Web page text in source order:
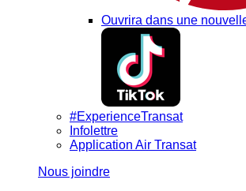
Ouvrira dans une
#ExperienceTransat
Infolettre
Application Air Transat
Nous joindre